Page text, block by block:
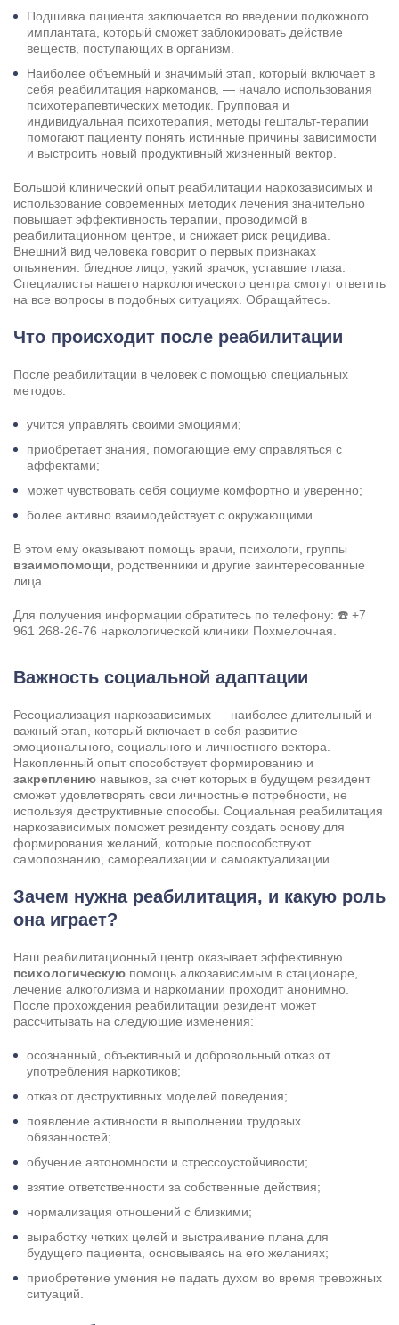
Подшивка пациента заключается во введении подкожного
имплантата, который сможет заблокировать действие
веществ, поступающих в организм.
Наиболее объемный и значимый этап, который включает в
себя реабилитация наркоманов, — начало использования
психотерапевтических методик. Групповая и
индивидуальная психотерапия, методы гештальт-терапии
помогают пациенту понять истинные причины зависимости
и выстроить новый продуктивный жизненный вектор.
Большой клинический опыт реабилитации наркозависимых и
использование современных методик лечения значительно
повышает эффективность терапии, проводимой в
реабилитационном центре, и снижает риск рецидива.
Внешний вид человека говорит о первых признаках
опьянения: бледное лицо, узкий зрачок, уставшие глаза.
Специалисты нашего наркологического центра смогут ответить
на все вопросы в подобных ситуациях. Обращайтесь.
Что происходит после реабилитации
После реабилитации в человек с помощью специальных
методов:
учится управлять своими эмоциями;
приобретает знания, помогающие ему справляться с
аффектами;
может чувствовать себя социуме комфортно и уверенно;
более активно взаимодействует с окружающими.
В этом ему оказывают помощь врачи, психологи, группы
взаимопомощи , родственники и другие заинтересованные
лица.
Для получения информации обратитесь по телефону: ☎️ +7
961 268-26-76 наркологической клиники Похмелочная.
Важность социальной адаптации
Ресоциализация наркозависимых — наиболее длительный и
важный этап, который включает в себя развитие
эмоционального, социального и личностного вектора.
Накопленный опыт способствует формированию и
закреплению навыков, за счет которых в будущем резидент
сможет удовлетворять свои личностные потребности, не
используя деструктивные способы. Социальная реабилитация
наркозависимых поможет резиденту создать основу для
формирования желаний, которые поспособствуют
самопознанию, самореализации и самоактуализации.
Зачем нужна реабилитация, и какую роль
она играет?
Наш реабилитационный центр оказывает эффективную
психологическую помощь алкозависимым в стационаре,
лечение алкоголизма и наркомании проходит анонимно.
После прохождения реабилитации резидент может
рассчитывать на следующие изменения:
осознанный, объективный и добровольный отказ от
употребления наркотиков;
отказ от деструктивных моделей поведения;
появление активности в выполнении трудовых
обязанностей;
обучение автономности и стрессоустойчивости;
взятие ответственности за собственные действия;
нормализация отношений с близкими;
выработку четких целей и выстраивание плана для
будущего пациента, основываясь на его желаниях;
приобретение умения не падать духом во время тревожных
ситуаций.